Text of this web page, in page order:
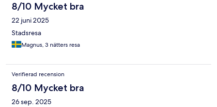
8/10 Mycket bra
22 juni 2025
Stadsresa
Magnus, 3 nätters resa
Verifierad recension
8/10 Mycket bra
26 sep. 2025